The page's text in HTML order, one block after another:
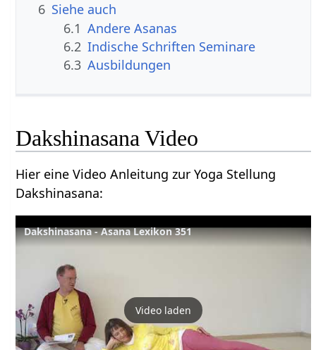
6 Siehe auch
6.1 Andere Asanas
6.2 Indische Schriften Seminare
6.3 Ausbildungen
Dakshinasana Video
Hier eine Video Anleitung zur Yoga Stellung
Dakshinasana:
Dakshinasana - Asana Lexikon 351
Video laden